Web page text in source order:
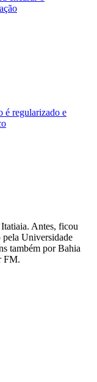
é regularizado e
Antes, ficou
pela Universidade
também por Bahia
FM.